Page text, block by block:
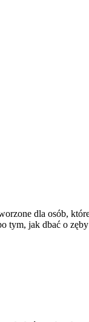
dla osób,
tym, jak dbać o